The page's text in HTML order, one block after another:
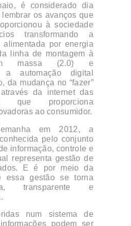
é considerado dia
lembrar os avanços que
à sociedade
transformando a
alimentada por energia
linha de montagem à
massa (2.0) e
a automação digital
da mudança no “fazer”
da internet das
que proporciona
ao consumidor.
em 2012, a
pelo conjunto
informação, controle e
representa gestão de
E é por meio da
essa gestão se torna
transparente e
num sistema de
podem ser